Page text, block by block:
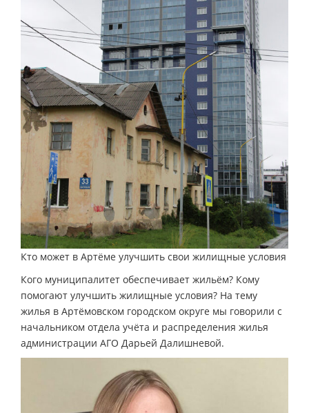
Кто может в Артёме улучшить свои жилищные условия
Кого муниципалитет обеспечивает жильём? Кому
помогают улучшить жилищные условия? На тему
жилья в Артёмовском городском округе мы говорили с
начальником отдела учёта и распределения жилья
администрации АГО Дарьей Далишневой.